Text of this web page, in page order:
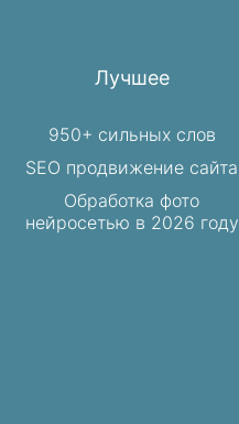
Лучшее
950+ сильных слов
SEO продвижение сайта
Обработка фото
нейросетью в 2026 году